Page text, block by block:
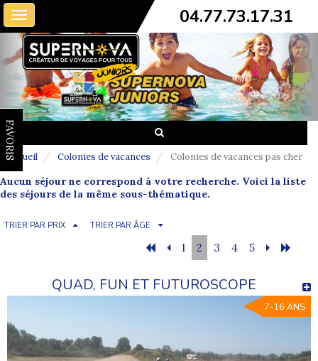
Toggle
navigation
04.77.73.17.31
FAVORIS
Accueil Colonies de vacances Colonies de vacances pas cher
Aucun séjour ne correspond à votre recherche. Voici la liste
des séjours de la même sous-thématique.
TRIER PAR PRIX TRIER PAR ÂGE
1 2 3 4 5
QUAD, FUN ET FUTUROSCOPE
7-16 ANS